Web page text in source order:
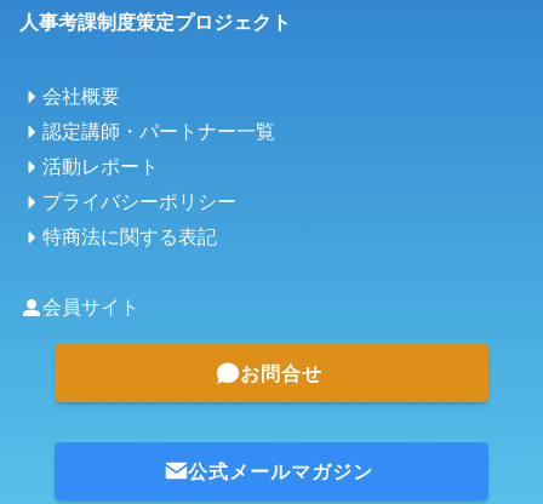
人事考課制度策定プロジェクト
会社概要
認定講師・パートナー一覧
活動レポート
プライバシーポリシー
特商法に関する表記
会員サイト
お問合せ
公式メールマガジン